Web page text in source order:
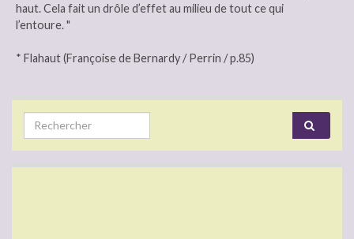
haut. Cela fait un drôle d’effet au milieu de tout ce qui
l’entoure. "
* Flahaut (Françoise de Bernardy / Perrin / p.85)
Search for: